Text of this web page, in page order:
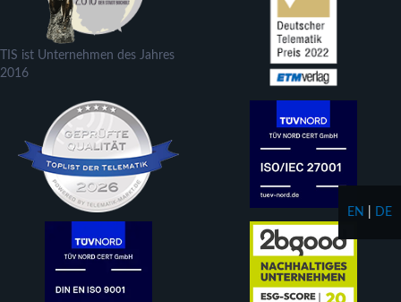
TIS ist Unternehmen des Jahres
2016
EN DE